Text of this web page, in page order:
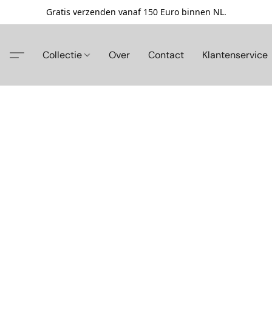
Gratis verzenden vanaf 150 Euro binnen NL.
Collectie Over Contact Klantenservice